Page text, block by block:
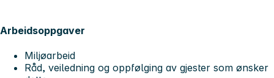
Arbeidsoppgaver
Miljøarbeid
Råd, veiledning og oppfølging av gjester som ønsker